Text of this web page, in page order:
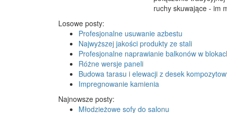
ruchy skuwające - im
Losowe posty:
Profesjonalne usuwanie azbestu
Najwyższej jakości produkty ze stali
Profesjonalne naprawianie balkonów w
Różne wersje paneli
Budowa tarasu i elewacji z desek
Impregnowanie kamienia
Najnowsze posty:
Młodzieżowe sofy do salonu